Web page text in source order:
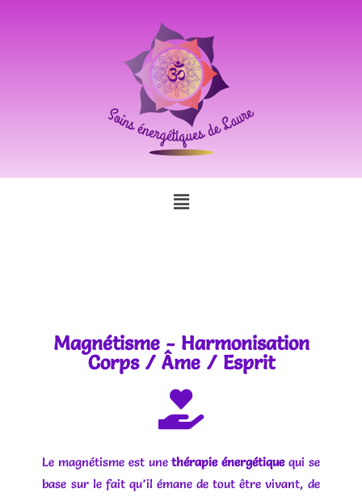
Magnétisme - Harmonisation
Corps / Âme / Esprit
Le magnétisme est unethérapie énergétiquequi se
base sur le fait qu’il émane de tout être vivant, de